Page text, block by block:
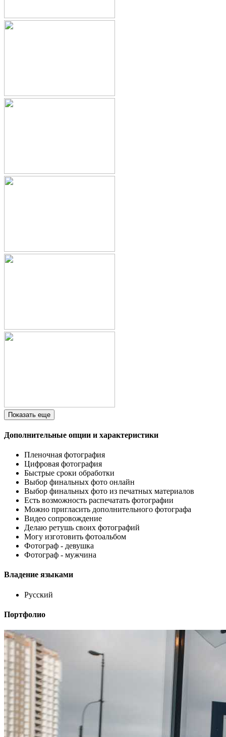
Показать еще
Дополнительные опции и характеристики
Пленочная фотография
Цифровая фотография
Быстрые сроки обработки
Выбор финальных фото онлайн
Выбор финальных фото из печатных материалов
Есть возможность распечатать фотографии
Можно пригласить дополнительного фотографа
Видео сопровождение
Делаю ретушь своих фотографий
Могу изготовить фотоальбом
Фотограф - девушка
Фотограф - мужчина
Владение языками
Русский
Портфолио